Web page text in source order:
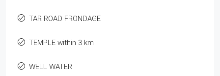
TAR ROAD FRONDAGE
TEMPLE within 3 km
WELL WATER